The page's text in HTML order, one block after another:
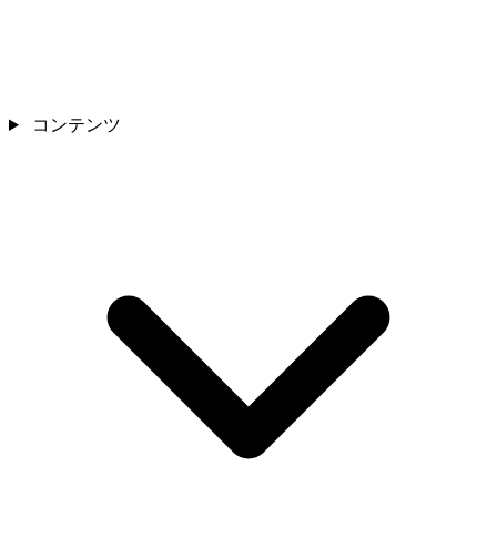
コンテンツ